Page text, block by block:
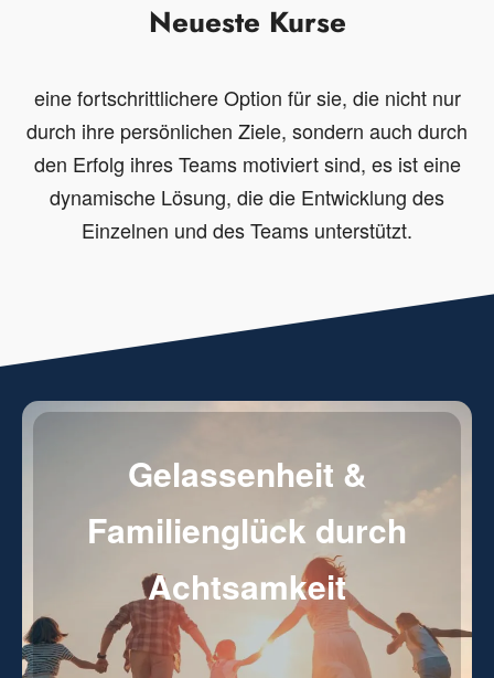
Neueste Kurse
eine fortschrittlichere Option für sie, die nicht nur
durch ihre persönlichen Ziele, sondern auch durch
den Erfolg ihres Teams motiviert sind, es ist eine
dynamische Lösung, die die Entwicklung des
Einzelnen und des Teams unterstützt.
Gelassenheit &
Familienglück durch
Achtsamkeit